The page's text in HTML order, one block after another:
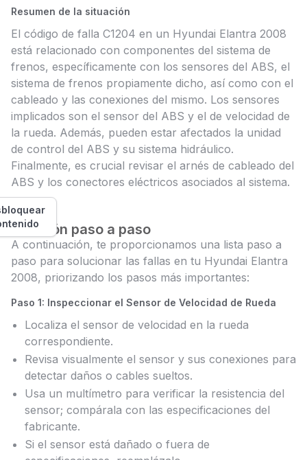
Resumen de la situación
El código de falla C1204 en un Hyundai Elantra 2008
está relacionado con componentes del sistema de
frenos, específicamente con los sensores del ABS, el
sistema de frenos propiamente dicho, así como con el
cableado y las conexiones del mismo. Los sensores
implicados son el sensor del ABS y el de velocidad de
la rueda. Además, pueden estar afectados la unidad
de control del ABS y su sistema hidráulico.
Finalmente, es crucial revisar el arnés de cableado del
ABS y los conectores eléctricos asociados al sistema.
Solución paso a paso
A continuación, te proporcionamos una lista paso a
paso para solucionar las fallas en tu Hyundai Elantra
2008, priorizando los pasos más importantes:
Paso 1: Inspeccionar el Sensor de Velocidad de Rueda
Localiza el sensor de velocidad en la rueda
correspondiente.
Revisa visualmente el sensor y sus conexiones para
detectar daños o cables sueltos.
Usa un multímetro para verificar la resistencia del
sensor; compárala con las especificaciones del
fabricante.
Si el sensor está dañado o fuera de